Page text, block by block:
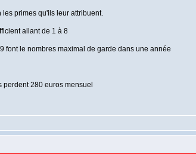
primes qu'ils leur attribuent.
allant de 1 à 8
font le nombres maximal de garde dans une année
280 euros mensuel